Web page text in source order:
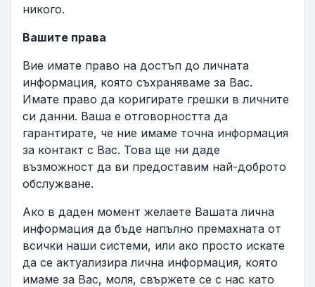
никого.
Вашите права
Вие имате право на достъп до личната
информация, която съхраняваме за Вас.
Имате право да коригирате грешки в личните
си данни. Ваша е отговорността да
гарантирате, че ние имаме точна информация
за контакт с Вас. Това ще ни даде
възможност да ви предоставим най-доброто
обслужване.
Ако в даден момент желаете Вашата лична
информация да бъде напълно премахната от
всички наши системи, или ако просто искате
да се актуализира лична информация, която
имаме за Вас, моля, свържете се с нас като